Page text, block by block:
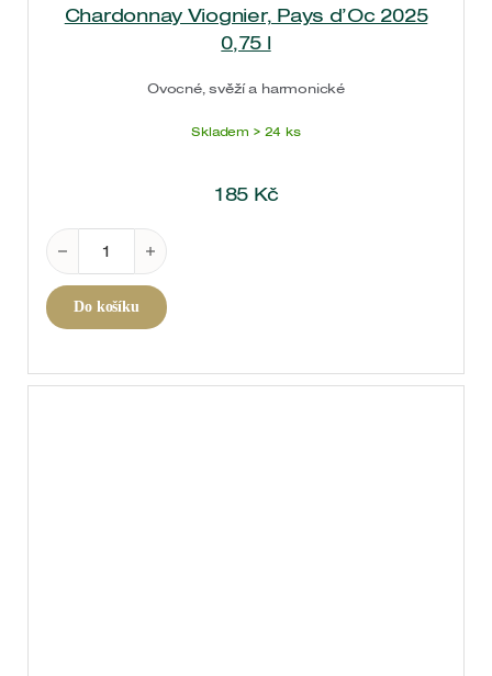
Chardonnay Viognier, Pays d’Oc 2025
0,75 l
Ovocné, svěží a harmonické
Skladem > 24 ks
185 Kč
Chardonnay Viognier, Pays d'Oc 2025 0,75 l
Do košíku